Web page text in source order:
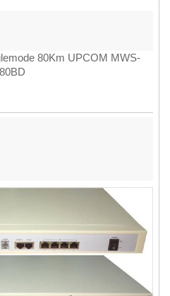
80Km UPCOM MWS-